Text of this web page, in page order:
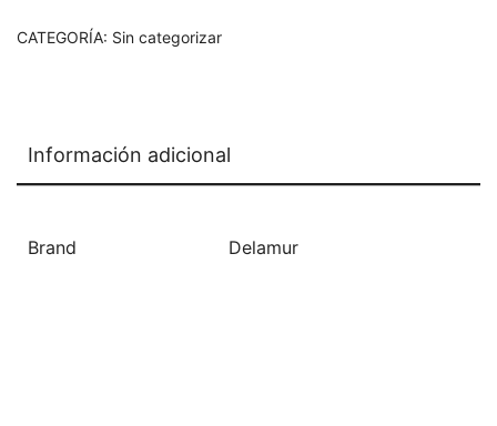
CATEGORÍA: Sin categorizar
Información adicional
Brand Delamur